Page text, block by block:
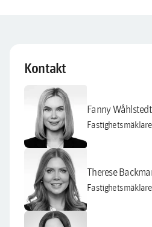
Kontakt
Fanny Wåhlstedt
Fastighetsmäklare
Therese
Fastighetsmäklare